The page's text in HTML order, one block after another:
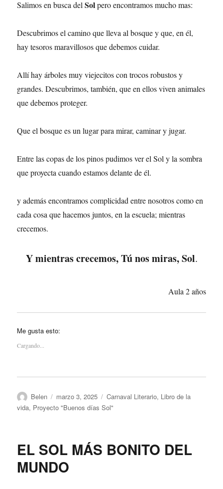
Salimos en busca delSolpero encontramos mucho mas:
Descubrimos el camino que lleva al bosque y que, en él,
hay tesoros maravillosos que debemos cuidar.
Allí hay árboles muy viejecitos con trocos robustos y
grandes. Descubrimos, también, que en ellos viven animales
que debemos proteger.
Que el bosque es un lugar para mirar, caminar y jugar.
Entre las copas de los pinos pudimos ver el Sol y la sombra
que proyecta cuando estamos delante de él.
y además encontramos complicidad entre nosotros como en
cada cosa que hacemos juntos, en la escuela; mientras
crecemos.
Y mientras crecemos, Tú nos miras, Sol.
Aula 2 años
Me gusta esto:
Cargando...
Autor
Belen
Publicado
el
marzo 3, 2025 Categorías
Carnaval Literario, Libro de la
vida, Proyecto "Buenos días Sol"
EL SOL MÁS BONITO DEL
MUNDO